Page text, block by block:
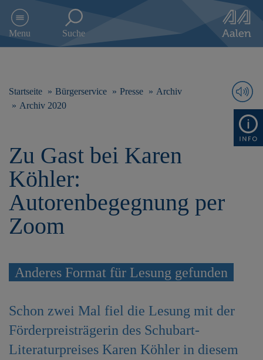
e
p
n
Menu Suche
Startseite Bürgerservice Presse
Archiv
Archiv 2020
Zu Gast bei Karen
Köhler:
Autorenbegegnung per
Zoom
Anderes Format für Lesung gefunden
Schon zwei Mal fiel die Lesung mit der
Förderpreisträgerin des Schubart-
Literaturpreises Karen Köhler in diesem